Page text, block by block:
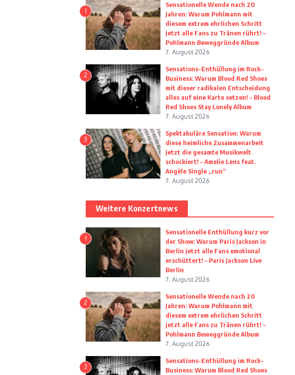
1
Sensationelle Wende nach 20
Jahren: Warum Pohlmann mit
diesem extrem ehrlichen Schritt
jetzt alle Fans zu Tränen rührt! –
Pohlmann Beweggründe Album
7. August 2026
2
Sensations-Enthüllung im Rock-
Business: Warum Blood Red Shoes
mit dieser radikalen Entscheidung
alles auf eine Karte setzen! – Blood
Red Shoes Stay Lonely Album
7. August 2026
3
Spektakuläre Sensation: Warum
diese heimliche Zusammenarbeit
jetzt die gesamte Musikwelt
schockiert! – Amelie Lens feat.
Angèle Single „run“
7. August 2026
Weitere Konzertnews
1
Sensationelle Enthüllung kurz vor
der Show: Warum Paris Jackson in
Berlin jetzt alle Fans emotional
erschüttert! – Paris Jackson Live
Berlin
7. August 2026
2
Sensationelle Wende nach 20
Jahren: Warum Pohlmann mit
diesem extrem ehrlichen Schritt
jetzt alle Fans zu Tränen rührt! –
Pohlmann Beweggründe Album
7. August 2026
3
Sensations-Enthüllung im Rock-
Business: Warum Blood Red Shoes